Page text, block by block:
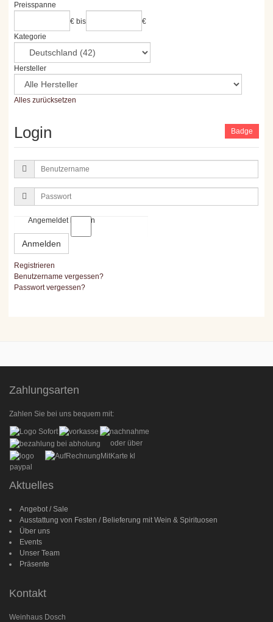
Preisspanne
€ bis
€
Kategorie
Hersteller
Alles zurücksetzen
Login
Benutzername
Passwort
Angemeldet bleiben
Anmelden
Registrieren
Benutzername vergessen?
Passwort vergessen?
Badge
Zahlungsarten
Zahlen Sie bei uns bequem mit:
oder über
Aktuelles
Angebot / Sale
Ausstattung von Festen / Belieferung mit Wein & Spirituosen
Über uns
Events
Unser Team
Präsente
Kontakt
Weinhaus Dosch